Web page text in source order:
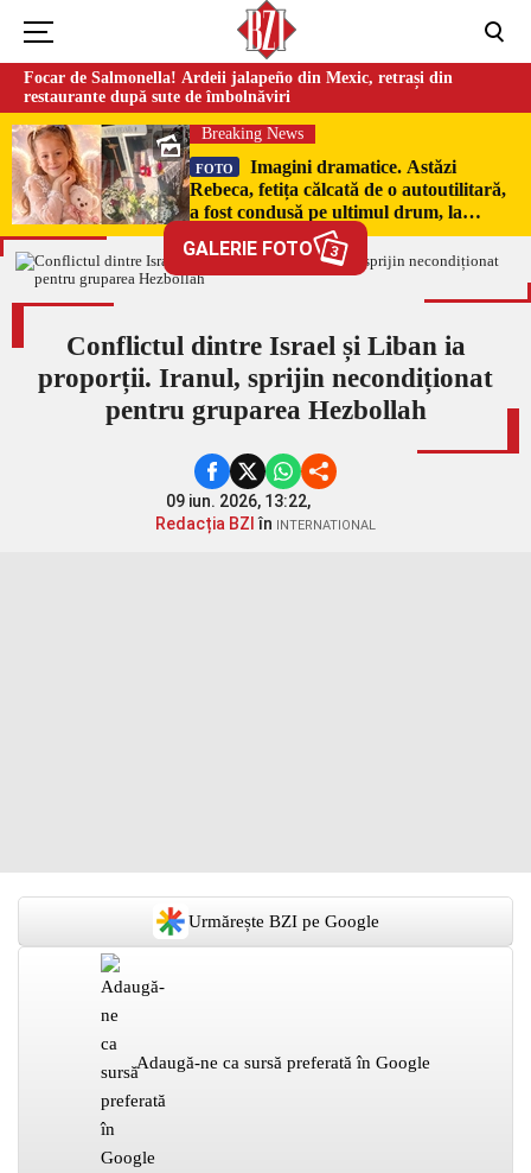
Focar de Salmonella! Ardeii jalapeño din Mexic, retrași din
restaurante după sute de îmbolnăviri
Breaking News
FOTO
Imagini dramatice. Astăzi
Rebeca, fetița călcată de o autoutilitară,
a fost condusă pe ultimul drum, la
Poduri. În sicriul alb al micuței au fost
puși pumni de bani și jucării –
EXCLUSIV
GALERIE FOTO 3
Conflictul dintre Israel și Liban ia
proporții. Iranul, sprijin necondiționat
pentru gruparea Hezbollah
09 iun. 2026, 13:22,
Redacția BZI în INTERNATIONAL
Urmărește BZI pe Google
Adaugă-ne ca sursă preferată în Google